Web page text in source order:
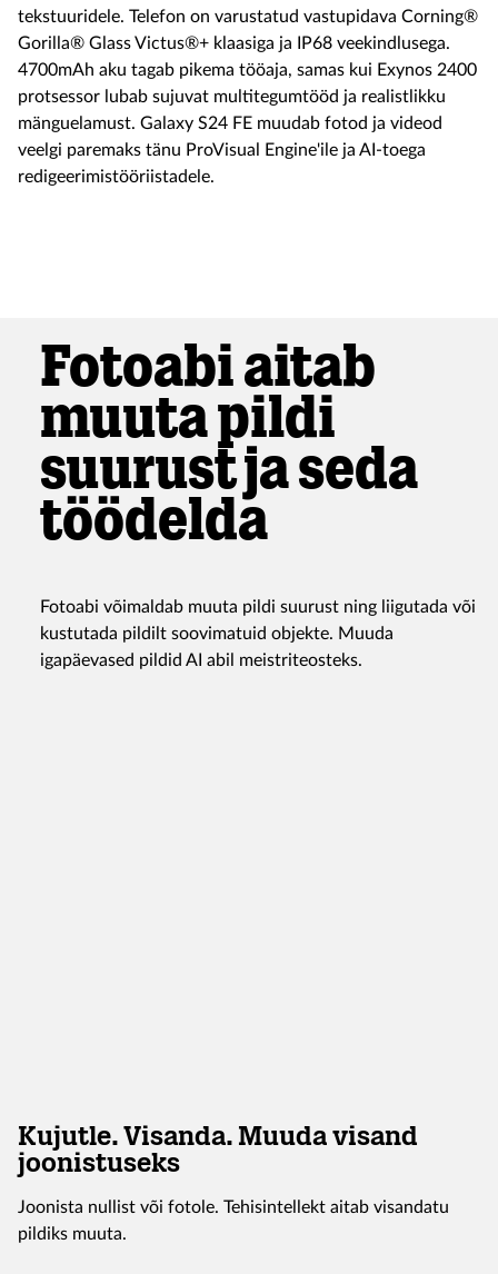
tekstuuridele. Telefon on varustatud vastupidava Corning®
Gorilla® Glass Victus®+ klaasiga ja IP68 veekindlusega.
4700mAh aku tagab pikema tööaja, samas kui Exynos 2400
protsessor lubab sujuvat multitegumtööd ja realistlikku
mänguelamust. Galaxy S24 FE muudab fotod ja videod
veelgi paremaks tänu ProVisual Engine'ile ja AI-toega
redigeerimistööriistadele.
Fotoabi aitab
muuta pildi
suurust ja seda
töödelda
Fotoabi võimaldab muuta pildi suurust ning liigutada või
kustutada pildilt soovimatuid objekte. Muuda
igapäevased pildid AI abil meistriteosteks.
Kujutle. Visanda. Muuda visand
joonistuseks
Joonista nullist või fotole. Tehisintellekt aitab visandatu
pildiks muuta.